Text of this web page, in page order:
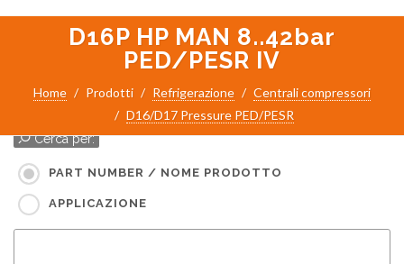
D16P HP MAN 8..42bar
PED/PESR IV
Home Prodotti Refrigerazione
Centrali compressori
D16/D17 Pressure PED/PESR
Cerca per:
PART NUMBER / NOME PRODOTTO
APPLICAZIONE